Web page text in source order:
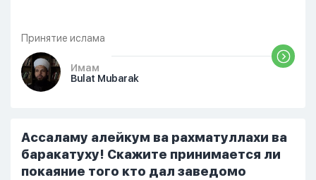
Принятие ислама
Имам
Bulat Mubarak
Ассаламу алейкум ва рахматуллахи ва
баракатуху! Скажите принимается ли
покаяние того кто дал заведомо